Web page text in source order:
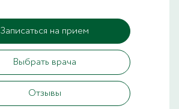
Записаться на прием
Выбрать врача
Отзывы